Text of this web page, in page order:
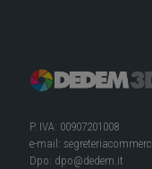
P. IVA: 00907201008
e-mail:
Dpo: dpo@dedem.it